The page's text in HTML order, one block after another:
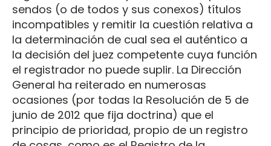
sendos (o de todos y sus conexos) títulos
incompatibles y remitir la cuestión relativa a
la determinación de cual sea el auténtico a
la decisión del juez competente cuya función
el registrador no puede suplir. La Dirección
General ha reiterado en numerosas
ocasiones (por todas la Resolución de 5 de
junio de 2012 que fija doctrina) que el
principio de prioridad, propio de un registro